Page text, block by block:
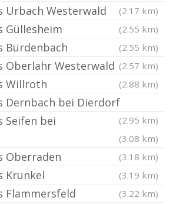
Urbach Westerwald (2.17 km)
Güllesheim (2.55 km)
Bürdenbach (2.55 km)
Oberlahr Westerwald (2.57 km)
Willroth (2.88 km)
Dernbach bei Dierdorf
(2.95 km)
Seifen bei
(3.08 km)
Oberraden (3.18 km)
Krunkel (3.19 km)
Flammersfeld (3.22 km)